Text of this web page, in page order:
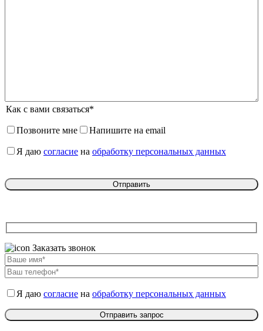
Как с вами связаться*
Позвоните мне Напишите на email
Я даю согласие на обработку персональных данных
Заказать звонок
Я даю согласие на обработку персональных данных